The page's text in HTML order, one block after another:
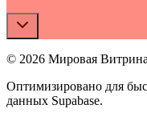
© 2026 Мировая
Оптимизировано для
данных Supabase.